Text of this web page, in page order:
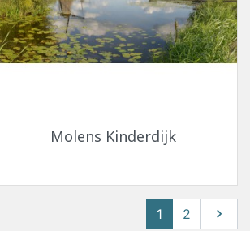
 Snel bekijken
Molens Kinderdijk
1 2 